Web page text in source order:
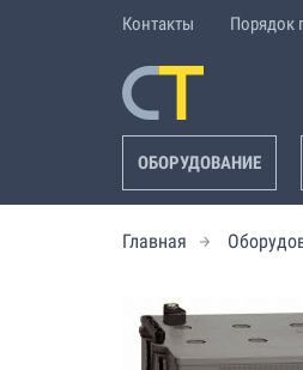
Контакты Порядок
ОБОРУДОВАНИЕ
Главная